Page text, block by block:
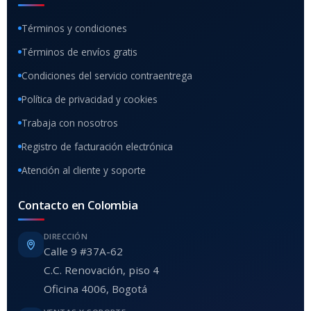
Términos y condiciones
Términos de envíos gratis
Condiciones del servicio contraentrega
Política de privacidad y cookies
Trabaja con nosotros
Registro de facturación electrónica
Atención al cliente y soporte
Contacto en Colombia
DIRECCIÓN
Calle 9 #37A-62
C.C. Renovación, piso 4
Oficina 4006, Bogotá